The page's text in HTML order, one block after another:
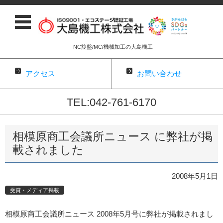
NC旋盤/MC/機械加工の大島機工
アクセス お問い合わせ
TEL:042-761-6170
コンテンツに移動
相模原商工会議所ニュース に弊社が掲
載されました
2008年5月1日
受賞・メディア掲載
相模原商工会議所ニュース 2008年5月号に弊社が掲載されまし